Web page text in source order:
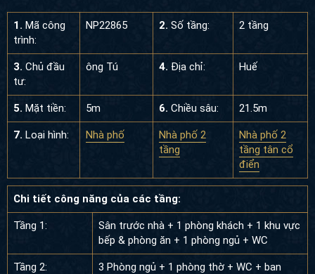
1. Mã công
trình:
NP22865 2. Số tầng: 2 tầng
3. Chủ đầu
tư:
ông Tú 4. Địa chỉ: Huế
5. Mặt tiền: 5m 6. Chiều sâu: 21.5m
7. Loại hình: Nhà phố
Nhà phố 2
tầng
Nhà phố 2
tầng tân cổ
điển
Chi tiết công năng của các tầng:
Tầng 1:
Sân trước nhà + 1 phòng khách + 1 khu vực
bếp & phòng ăn + 1 phòng ngủ + WC
Tầng 2:
3 Phòng ngủ + 1 phòng thờ + WC + ban